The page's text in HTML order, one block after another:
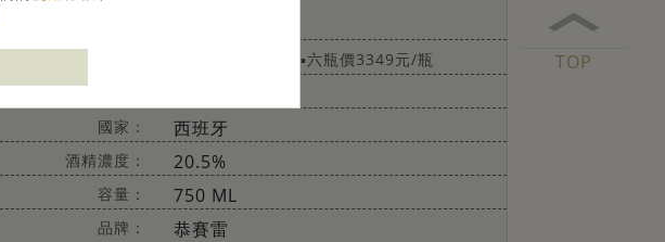
▪六瓶價3349元/瓶
國家： 西班牙
酒精濃度： 20.5%
容量： 750 ML
品牌： 恭賽雷
TOP